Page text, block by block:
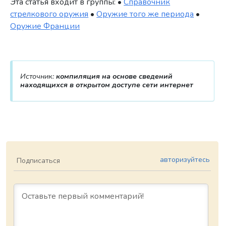
стрелкового оружия •Оружие того же периода •
Оружие Франции
Источник: компиляция на основе сведений
находящихся в открытом доступе сети интернет
Подписаться авторизуйтесь